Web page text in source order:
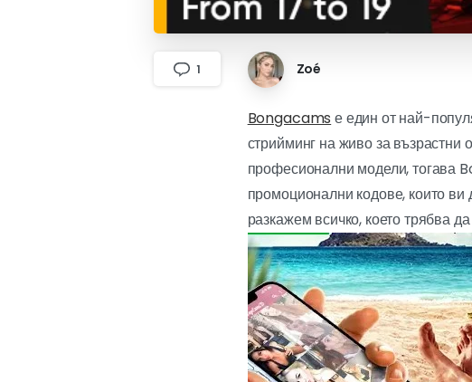
1 Zoé
Bongacams е един от най-
стрийминг на живо за възрастни
професионални модели, тогава
промоционални кодове, които ви
разкажем всичко, което трябва